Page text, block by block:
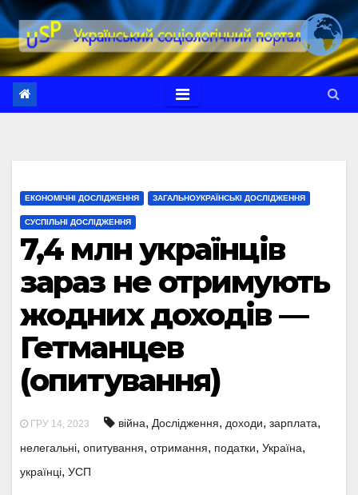
Перейти
до
вмісту
ЕКОНОМІЧНІ ДОСЛІДЖЕННЯ ЗАГАЛЬНОУКРАЇНСЬКІ ДОСЛІДЖЕННЯ
СУСПІЛЬНІ ДОСЛІДЖЕННЯ
7,4 млн українців
зараз не отримують
жодних доходів —
Гетманцев
(опитування)
ГРУ 14, 2023 війна, Дослідження, доходи, зарплата,
нелегальні, опитування, отримання, податки, Україна,
українці, УСП